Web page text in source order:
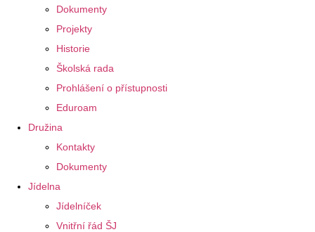
Dokumenty
Projekty
Historie
Školská rada
Prohlášení o přístupnosti
Eduroam
Družina
Kontakty
Dokumenty
Jídelna
Jídelníček
Vnitřní řád ŠJ